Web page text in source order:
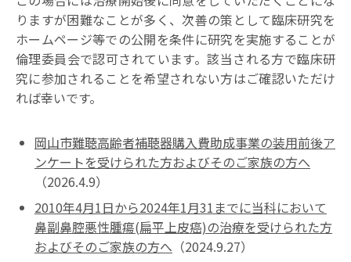
りますが困難なことが多く、次善の策として臨床研究を
ホームページ等での公開を条件に研究を実施することが
倫理委員会で認可されています。該当される方で臨床研
究に参加されることを希望されない方はご確認いただけ
れば幸いです。
岡山市難聴高齢者補聴器購入費助成事業の装用前後ア
ンケートを受けられた方およびそのご家族の方へ
（2026.4.9）
2010年4月1日から2024年1月31までに当科において
鼻副鼻腔悪性腫瘍(扁平上皮癌)の治療を受けられた方
およびそのご家族の方へ （2024.9.27）